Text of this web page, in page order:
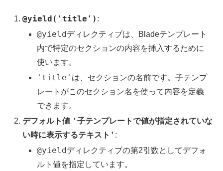
@yield('title') :
@yieldディレクティブは、Bladeテンプレート
内で特定のセクションの内容を挿入するために
使います。
'title' は、セクションの名前です。子テンプ
レートがこのセクション名を使って内容を定義
できます。
デフォルト値 '子テンプレートで値が指定されていな
い時に表示するテキスト' :
@yield ディレクティブの第2引数としてデフォ
ルト値を指定しています。